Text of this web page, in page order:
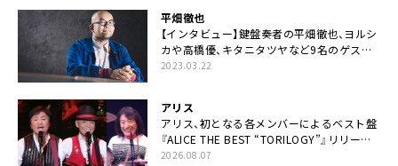
平畑徹也
【インタビュー】鍵盤奏者の平畑徹也、ヨルシ
カや高橋優、キタニタツヤなど9名のゲスト
を迎えた初アルバムに音楽人生の総括「自分
2023.03.22
アリス
アリス、初となる各メンバーによるベスト盤
『ALICE THE BEST “TORILOGY”』リリース
決定
2026.08.07